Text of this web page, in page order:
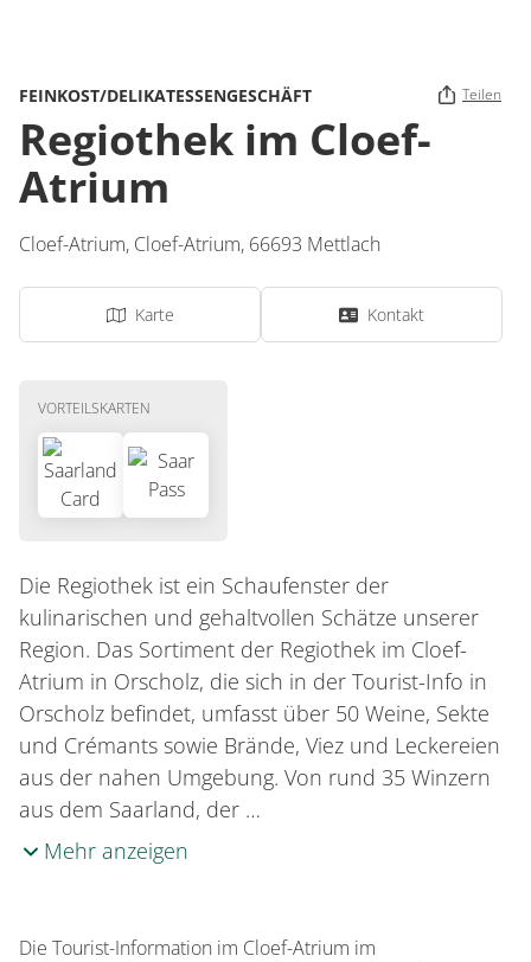
FEINKOST/DELIKATESSENGESCHÄFT Teilen
Regiothek im Cloef-
Atrium
Cloef-Atrium, Cloef-Atrium, 66693 Mettlach
Karte Kontakt
VORTEILSKARTEN
Die Regiothek ist ein Schaufenster der
kulinarischen und gehaltvollen Schätze unserer
Region. Das Sortiment der Regiothek im Cloef-
Atrium in Orscholz, die sich in der Tourist-Info in
Orscholz befindet, umfasst über 50 Weine, Sekte
und Crémants sowie Brände, Viez und Leckereien
aus der nahen Umgebung. Von rund 35 Winzern
aus dem Saarland, der …
Mehr anzeigen
Die Tourist-Information im Cloef-Atrium im